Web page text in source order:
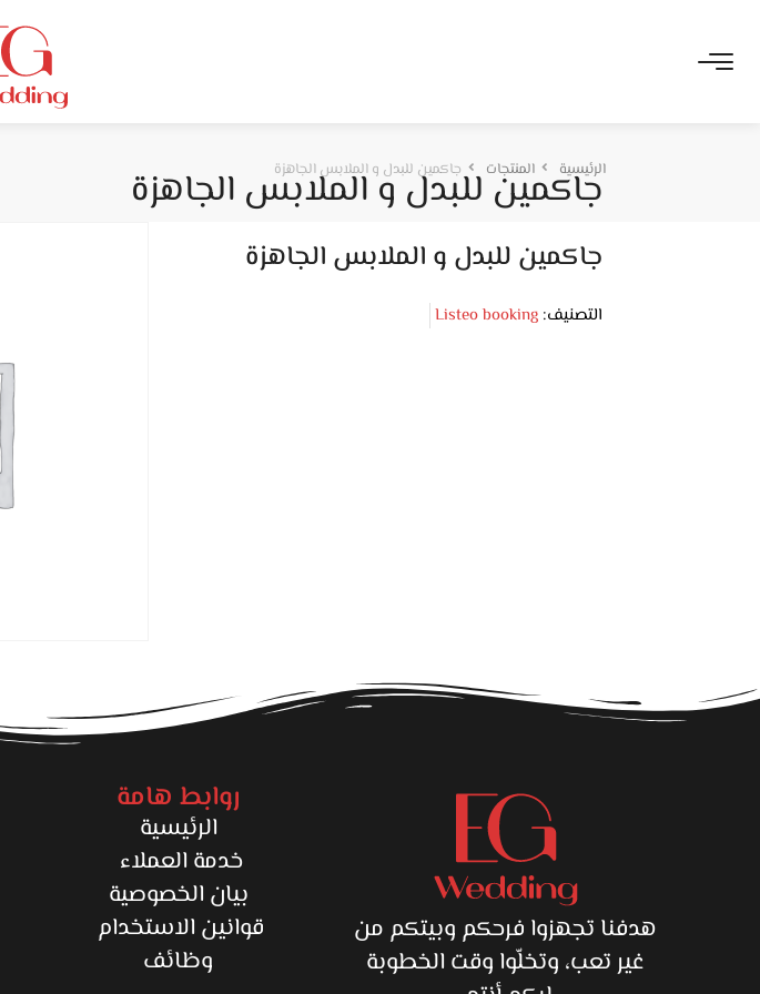
جاكمين للبدل و الملابس الجاهزة
الرئيسية المنتجات جاكمين للبدل و الملابس الجاهزة
جاكمين للبدل و الملابس الجاهزة
التصنيف: Listeo booking
هدفنا تجهزوا فرحكم وبيتكم من
غير تعب، وتخلّوا وقت الخطوبة
روابط هامة
الرئيسية
خدمة العملاء
بيان الخصوصية
قوانين الاستخدام
وظائف